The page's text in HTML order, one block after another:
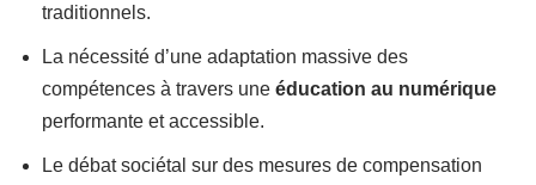
traditionnels.
La nécessité d’une adaptation massive des
compétences à travers une éducation au numérique
performante et accessible.
Le débat sociétal sur des mesures de compensation